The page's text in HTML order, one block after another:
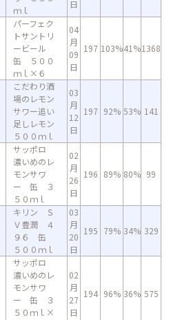
ｍｌ
日
パーフェク
トサントリ
ービール
缶 ５００
ｍｌ×６
04
月
09
日
197 103%41%1368
こだわり酒
場のレモン
サワー追い
足しレモン
５００ｍｌ
03
月
12
日
197 92% 53% 141
サッポロ
濃いめのレ
モンサワ
ー 缶 ３
５０ｍｌ
02
月
26
日
196 89% 80% 99
キリン Ｓ
Ｖ豊潤 ４
９６ 缶
５００ｍｌ
03
月
20
日
195 79% 34% 329
サッポロ
濃いめのレ
モンサワ
ー 缶 ３
５０ｍｌ×
02
月
27
日
194 96% 36% 575